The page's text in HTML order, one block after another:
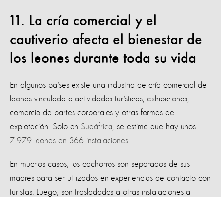
11. La cría comercial y el
cautiverio afecta el bienestar de
los leones durante toda su vida
En algunos países existe una industria de cría comercial de
leones vinculada a actividades turísticas, exhibiciones,
comercio de partes corporales y otras formas de
explotación. Solo en Sudáfrica , se estima que hay unos
7.979 leones en 366 instalaciones
En muchos casos, los cachorros son separados de sus
madres para ser utilizados en experiencias de contacto con
turistas. Luego, son trasladados a otras instalaciones a